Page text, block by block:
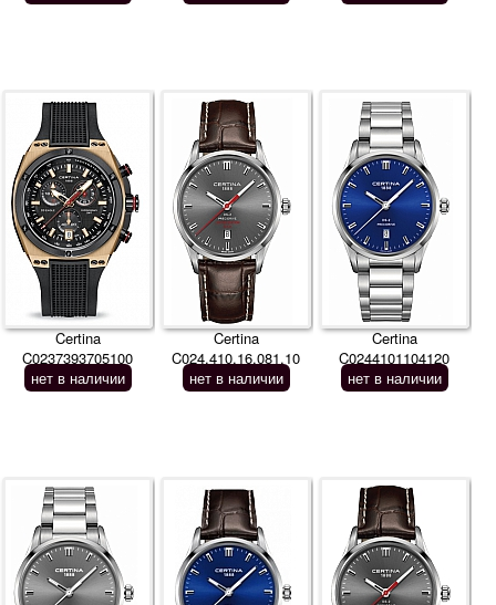
Certina
C0237393705100
нет в наличии
Certina
C024.410.16.081.10
нет в наличии
Certina
C0244101104120
нет в наличии